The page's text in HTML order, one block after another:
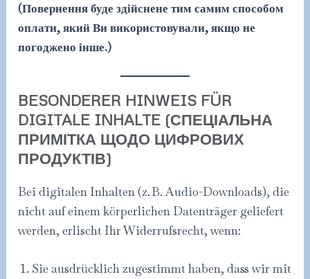
(Повернення буде здійснене тим самим способом
оплати, який Ви використовували, якщо не
погоджено інше.)
BESONDERER HINWEIS FÜR
DIGITALE INHALTE (СПЕЦІАЛЬНА
ПРИМІТКА ЩОДО ЦИФРОВИХ
ПРОДУКТІВ)
Bei digitalen Inhalten (z. B. Audio-Downloads), die
nicht auf einem körperlichen Datenträger geliefert
werden, erlischt Ihr Widerrufsrecht, wenn:
Sie ausdrücklich zugestimmt haben, dass wir mit